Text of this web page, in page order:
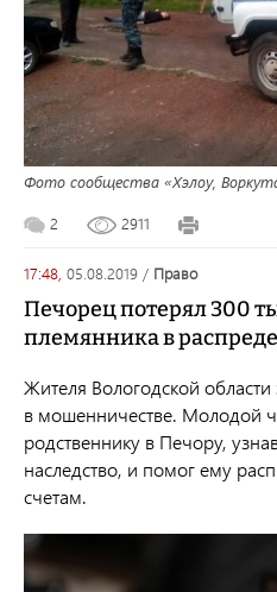
Фото сообщества «Хэлоу,
2 2911
17:48, 05.08.2019 / право
Печорец потерял 300
племянника в
Жителя Вологодской
в мошенничестве. Молодой
родственнику в Печору,
наследство, и помог ему
счетам.